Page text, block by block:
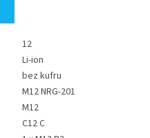
12
Li-ion
bez kufru
M12 NRG-201
M12
C12 C